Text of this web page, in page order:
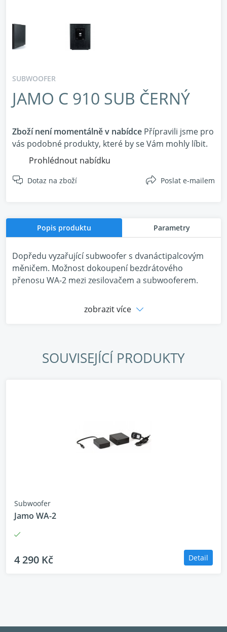
SUBWOOFER
JAMO C 910 SUB ČERNÝ
Zboží není momentálně v nabídce Přípravili jsme pro
vás podobné produkty, které by se Vám mohly líbit.
Prohlédnout nabídku
Dotaz na zboží Poslat e-mailem
Popis produktu Parametry
Dopředu vyzařující subwoofer s dvanáctipalcovým
měničem. Možnost dokoupení bezdrátového
přenosu WA-2 mezi zesilovačem a subwooferem.
Typ
Aktivní
zobrazit více
SOUVISEJÍCÍ PRODUKTY
Subwoofer
Jamo WA-2
4 290 Kč Detail